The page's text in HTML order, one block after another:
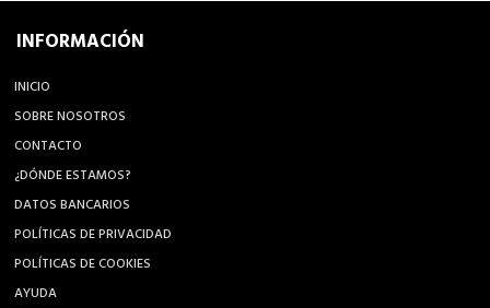
INFORMACIÓN
INICIO
SOBRE NOSOTROS
CONTACTO
¿DÓNDE ESTAMOS?
DATOS BANCARIOS
POLÍTICAS DE PRIVACIDAD
POLÍTICAS DE COOKIES
AYUDA